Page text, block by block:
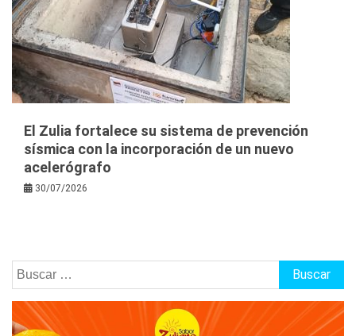
El Zulia fortalece su sistema de prevención
sísmica con la incorporación de un nuevo
acelerógrafo
30/07/2026
Buscar: